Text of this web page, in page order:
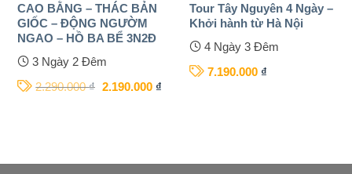
CAO BẰNG – THÁC BẢN
GIỐC – ĐỘNG NGƯỜM
NGAO – HỒ BA BỂ 3N2Đ
3 Ngày 2 Đêm
2.290.000₫ 2.190.000 ₫
Tour Tây Nguyên 4 Ngày –
Khởi hành từ Hà Nội
4 Ngày 3 Đêm
7.190.000 ₫